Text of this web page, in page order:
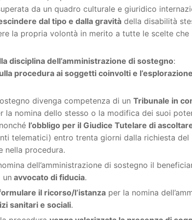
da un quadro culturale e giuridico
dal tipo e dalla gravità della disabilità
la propria volontà in merito a tutte le scelte che
disciplina dell’amministrazione di sostegno:
procedura ai soggetti coinvolti e
divenga competenza di un Tribunale in
la nomina dello stesso o la modifica dei suoi
l’obbligo per il Giudice Tutelare di
telematici) entro trenta giorni dalla richiesta del
nella procedura.
dell’amministrazione di sostegno il
un avvocato di fiducia.
il ricorso/l’istanza per la nomina
sanitari e sociali.